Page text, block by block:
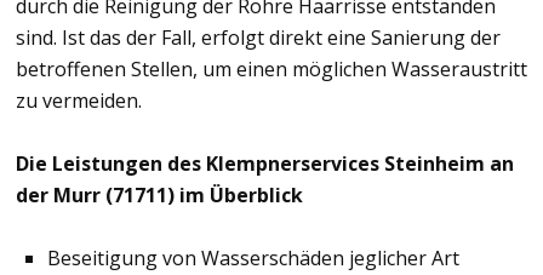
durch die Reinigung der Rohre Haarrisse entstanden
sind. Ist das der Fall, erfolgt direkt eine Sanierung der
betroffenen Stellen, um einen möglichen Wasseraustritt
zu vermeiden.
Die Leistungen des Klempnerservices Steinheim an
der Murr (71711) im Überblick
Beseitigung von Wasserschäden jeglicher Art